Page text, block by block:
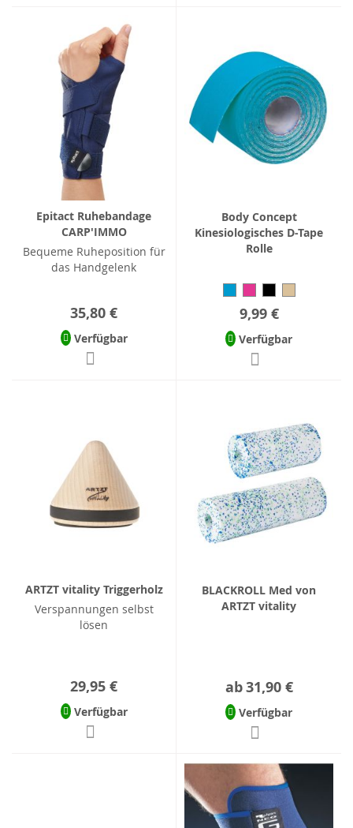
Epitact Ruhebandage
CARP'IMMO
Bequeme Ruheposition für
das Handgelenk
35,80 €
Verfügbar
Body Concept
Kinesiologisches D-Tape
Rolle
9,99 €
Verfügbar
ARTZT vitality Triggerholz
Verspannungen selbst
lösen
29,95 €
Verfügbar
BLACKROLL Med von
ARTZT vitality
ab31,90 €
Verfügbar